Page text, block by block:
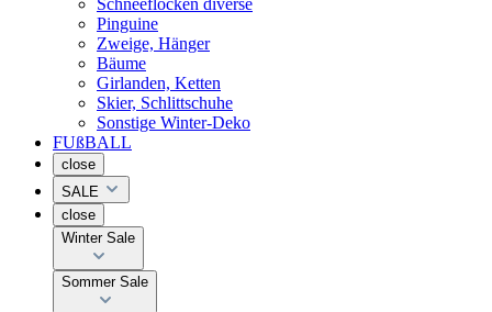
Pinguine
Zweige, Hänger
Bäume
Girlanden, Ketten
Skier, Schlittschuhe
Sonstige Winter-Deko
FUßBALL
close
SALE
close
Winter Sale
Sommer Sale